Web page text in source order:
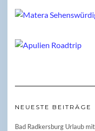
NEUESTE BEITRÄGE
Bad Radkersburg Urlaub